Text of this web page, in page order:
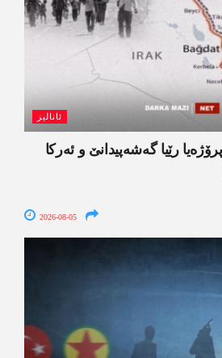
ئانالیز
رێیا گەشەپیدانێ و ئەرکا
2026-08-05